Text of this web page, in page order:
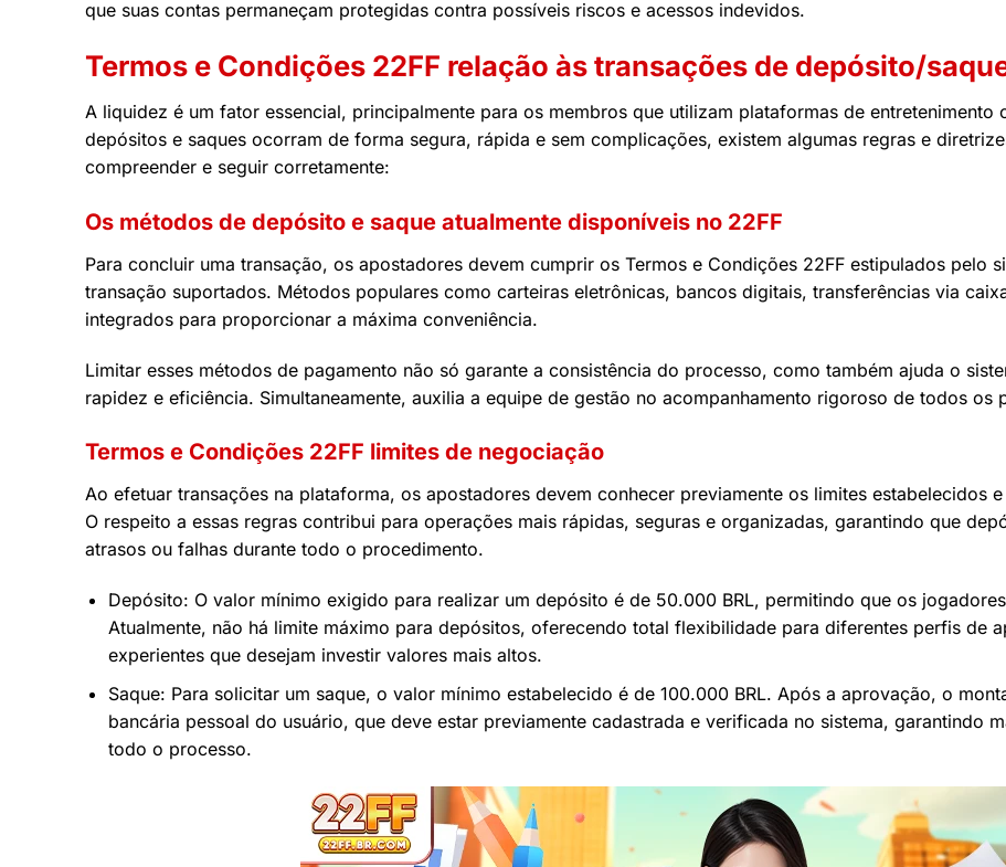
que suas contas permaneçam protegidas contra possíveis riscos e acessos indevidos.
Termos e Condições 22FF relação às transações de depósito/
A liquidez é um fator essencial, principalmente para os membros que utilizam plataformas de entretenimento
depósitos e saques ocorram de forma segura, rápida e sem complicações, existem algumas regras e
compreender e seguir corretamente:
Os métodos de depósito e saque atualmente disponíveis no 22FF
Para concluir uma transação, os apostadores devem cumprir os Termos e Condições 22FF estipulados pelo
transação suportados. Métodos populares como carteiras eletrônicas, bancos digitais, transferências via
integrados para proporcionar a máxima conveniência.
Limitar esses métodos de pagamento não só garante a consistência do processo, como também ajuda o
rapidez e eficiência. Simultaneamente, auxilia a equipe de gestão no acompanhamento rigoroso de todos os
Termos e Condições 22FF limites de negociação
Ao efetuar transações na plataforma, os apostadores devem conhecer previamente os limites estabelecidos
O respeito a essas regras contribui para operações mais rápidas, seguras e organizadas, garantindo que
atrasos ou falhas durante todo o procedimento.
Depósito: O valor mínimo exigido para realizar um depósito é de 50.000 BRL, permitindo que os
Atualmente, não há limite máximo para depósitos, oferecendo total flexibilidade para diferentes perfis de
experientes que desejam investir valores mais altos.
Saque: Para solicitar um saque, o valor mínimo estabelecido é de 100.000 BRL. Após a aprovação, o
bancária pessoal do usuário, que deve estar previamente cadastrada e verificada no sistema, garantindo
todo o processo.